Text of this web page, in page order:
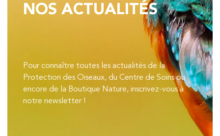
NOS ACTUALITÉS
Pour connaître toutes les actualités de la
Protection des Oiseaux, du Centre de Soins ou
encore de la Boutique Nature, inscrivez-vous à
notre newsletter !